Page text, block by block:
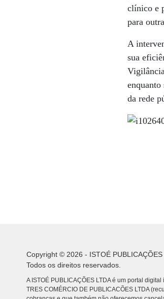
clínico e
para
A
sua
da rede
Copyright © 2026 - ISTOÉ PUBLICAÇÕES
Todos os direitos reservados.
A ISTOÉ PUBLICAÇÕES LTDA é um portal
TRES COMÉRCIO DE PUBLICACÕES LTDA